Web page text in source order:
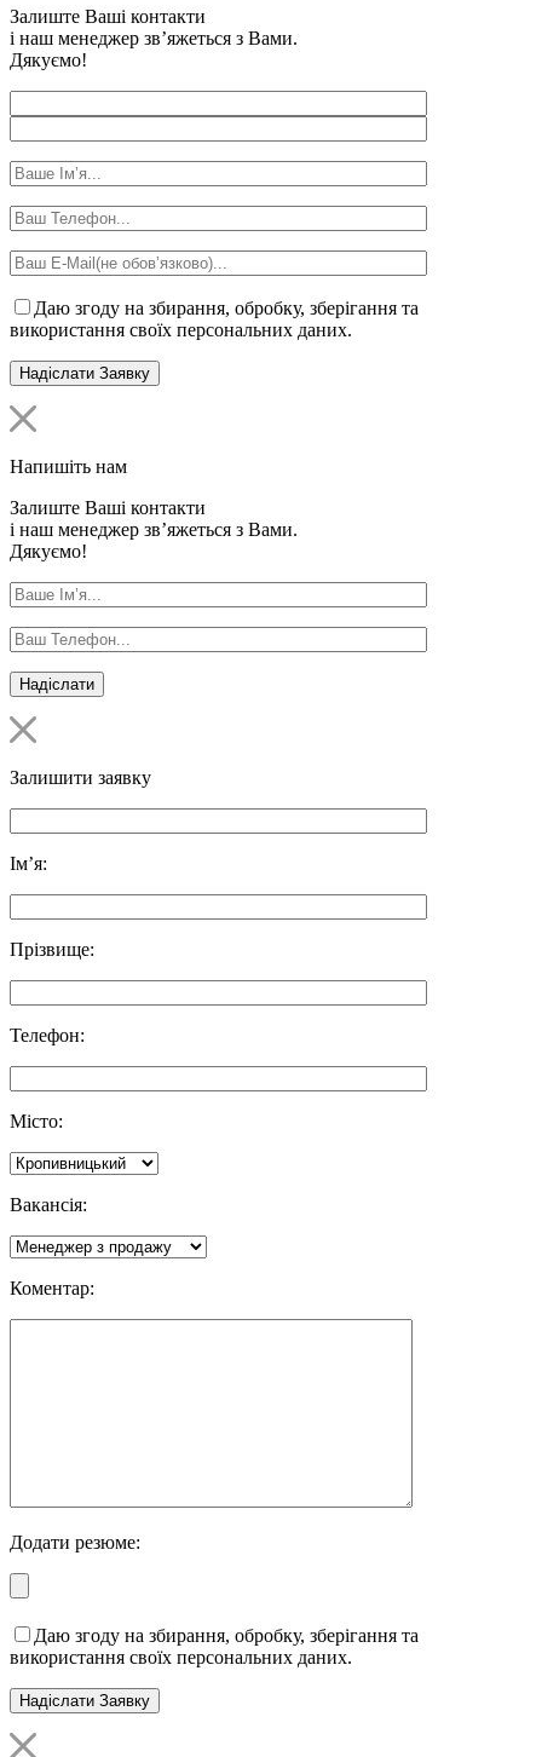
Залиште Ваші контакти
і наш менеджер зв’яжеться з Вами.
Дякуємо!
Даю згоду на збирання, обробку, зберігання та
використання своїх персональних даних.
Напишіть нам
Залиште Ваші контакти
і наш менеджер зв’яжеться з Вами.
Дякуємо!
Залишити заявку
Ім’я:
Прізвище:
Телефон:
Місто:
Вакансія:
Коментар:
Додати резюме:
Даю згоду на збирання, обробку, зберігання та
використання своїх персональних даних.